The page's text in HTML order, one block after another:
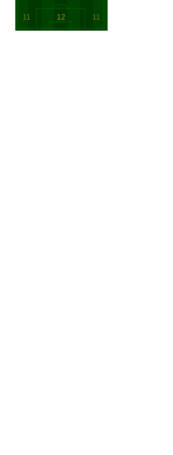
11 11
12